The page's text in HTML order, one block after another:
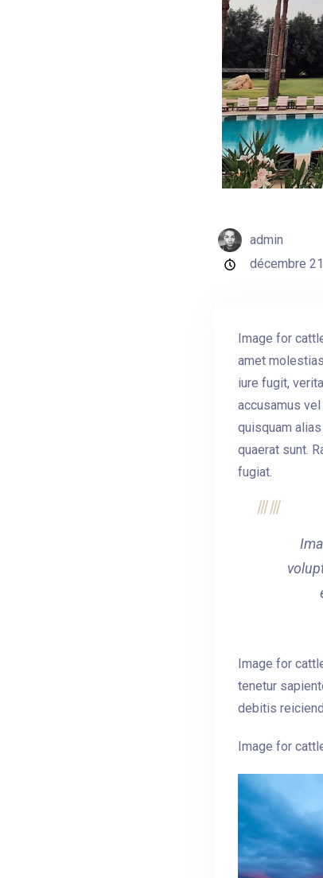
admin
décembre
Image for
amet
iure fugit,
accusamus
quisquam
quaerat sunt.
fugiat.
Image for
tenetur
debitis
Image for